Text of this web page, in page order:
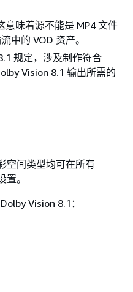
意味着源不能是 MP4 文件
中的 VOD 资产。
规定，涉及制作符合
Vision 8.1 输出所需的
空间类型均可在所有
。
Vision 8.1：